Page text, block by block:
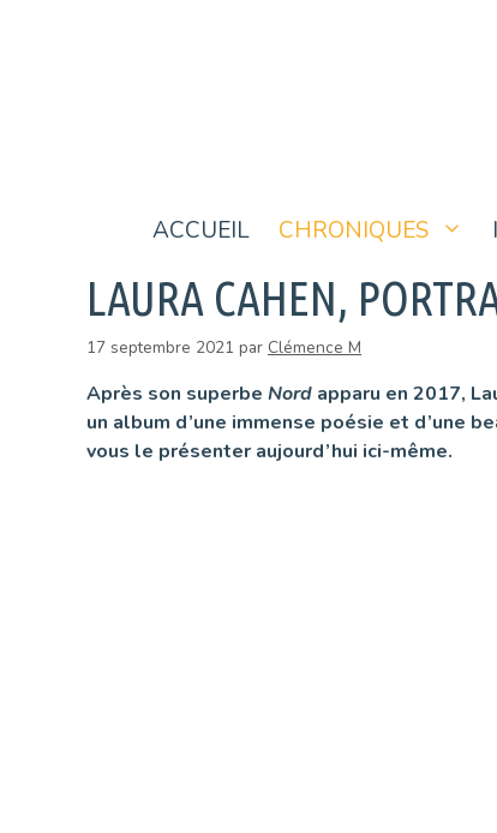
ACCUEIL CHRONIQUES
LAURA CAHEN,
17 septembre 2021 par Clémence M
Après son superbe Nord apparu en 2017,
un album d’une immense poésie et d’une
vous le présenter aujourd’hui ici-même.